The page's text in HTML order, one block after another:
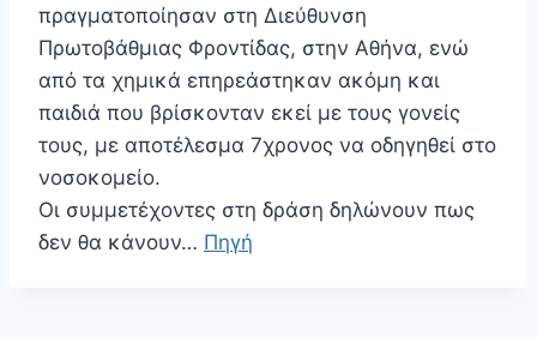
πραγματοποίησαν στη Διεύθυνση
Πρωτοβάθμιας Φροντίδας, στην Αθήνα, ενώ
από τα χημικά επηρεάστηκαν ακόμη και
παιδιά που βρίσκονταν εκεί με τους γονείς
τους, με αποτέλεσμα 7χρονος να οδηγηθεί στο
νοσοκομείο.
Οι συμμετέχοντες στη δράση δηλώνουν πως
δεν θα κάνουν… Πηγή